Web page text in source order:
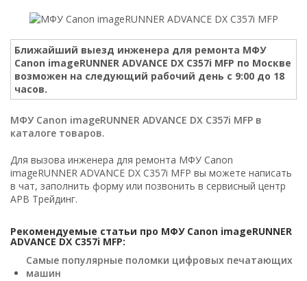
Ближайший выезд инженера для ремонта МФУ
Canon imageRUNNER ADVANCE DX C357i MFP по Москве
возможен на следующий рабочий день с 9:00 до 18
часов.
МФУ Canon imageRUNNER ADVANCE DX C357i MFP в
каталоге товаров.
Для вызова инженера для ремонта МФУ Canon
imageRUNNER ADVANCE DX C357i MFP вы можете написать
в чат, заполнить форму или позвонить в сервисный центр
АРВ Трейдинг.
Рекомендуемые статьи про МФУ Canon imageRUNNER
ADVANCE DX C357i MFP:
Самые популярные поломки цифровых печатающих
машин